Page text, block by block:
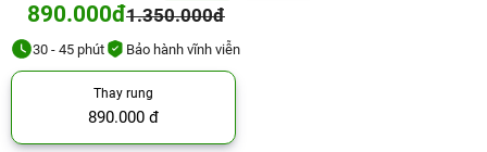
890.000đ1.350.000đ
30 - 45 phút Bảo hành vĩnh viễn
Thay rung
890.000 đ